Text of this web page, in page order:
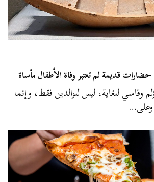
قديمة لم تعتبر وفاة الأطفال مأساة
وقاسي للغاية، ليس للوالدين فقط، وإنما